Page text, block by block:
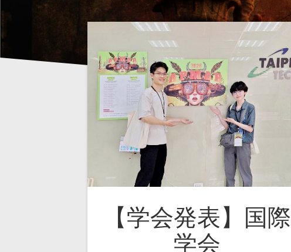
【学会発表】国際
学会